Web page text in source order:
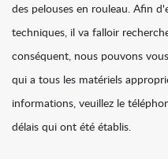
des pelouses en rouleau. Afin
techniques, il va falloir
conséquent, nous pouvons
qui a tous les matériels
informations, veuillez le
délais qui ont été établis.